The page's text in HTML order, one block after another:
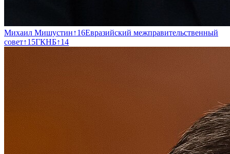
Михаил Мишустин↑16Евразийский межправительственный
совет↑15ГКНБ↑14